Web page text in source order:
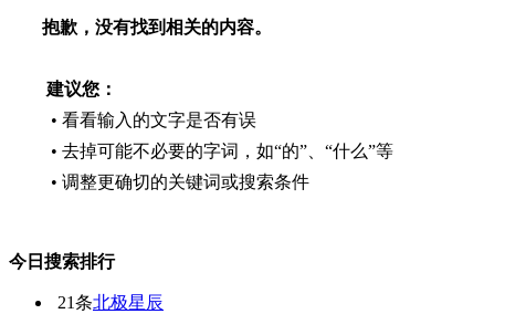
抱歉，没有找到相关的内容。
建议您：
• 看看输入的文字是否有误
• 去掉可能不必要的字词，如“的”、“什么”等
• 调整更确切的关键词或搜索条件
今日搜索排行
21条北极星辰